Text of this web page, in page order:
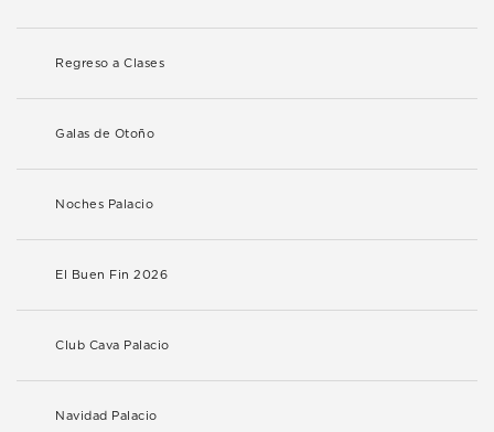
Regreso a Clases
Galas de Otoño
Noches Palacio
El Buen Fin 2026
Club Cava Palacio
Navidad Palacio